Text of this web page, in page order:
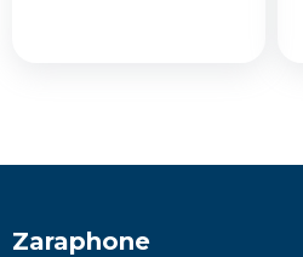
Zaraphone